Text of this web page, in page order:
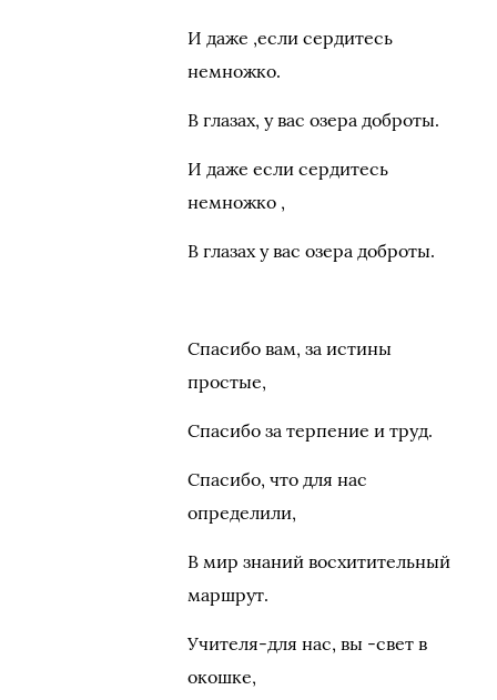
И даже ,если сердитесь
немножко.
В глазах, у вас озера доброты.
И даже если сердитесь
немножко ,
В глазах у вас озера доброты.
Спасибо вам, за истины
простые,
Спасибо за терпение и труд.
Спасибо, что для нас
определили,
В мир знаний восхитительный
маршрут.
Учителя-для нас, вы -свет в
окошке,